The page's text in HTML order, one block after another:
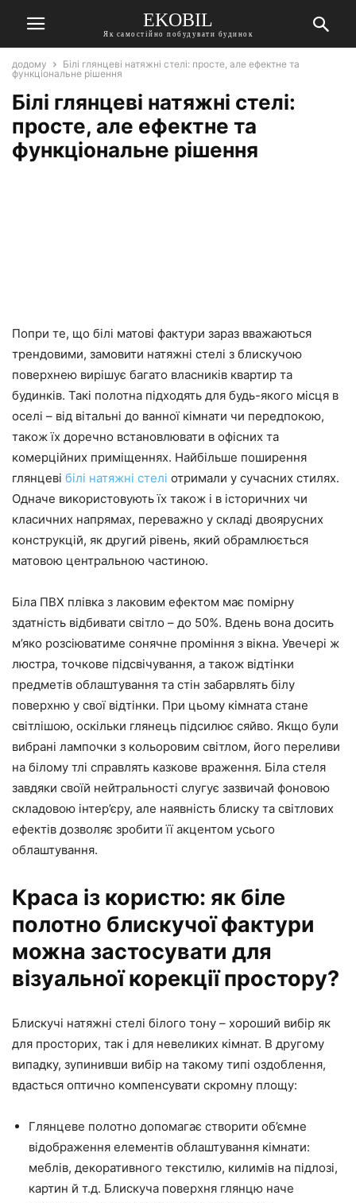
EKOBIL
Як самостійно побудувати будинок
додому
Білі глянцеві натяжні стелі: просте, але ефектне та
функціональне рішення
Білі глянцеві натяжні стелі:
просте, але ефектне та
функціональне рішення
Попри те, що білі матові фактури зараз вважаються
трендовими, замовити натяжні стелі з блискучою
поверхнею вирішує багато власників квартир та
будинків. Такі полотна підходять для будь-якого місця в
оселі – від вітальні до ванної кімнати чи передпокою,
також їх доречно встановлювати в офісних та
комерційних приміщеннях. Найбільше поширення
глянцеві білі натяжні стелі отримали у сучасних стилях.
Одначе використовують їх також і в історичних чи
класичних напрямах, переважно у складі двоярусних
конструкцій, як другий рівень, який обрамлюється
матовою центральною частиною.
Біла ПВХ плівка з лаковим ефектом має помірну
здатність відбивати світло – до 50%. Вдень вона досить
м’яко розсіюватиме сонячне проміння з вікна. Увечері ж
люстра, точкове підсвічування, а також відтінки
предметів облаштування та стін забарвлять білу
поверхню у свої відтінки. При цьому кімната стане
світлішою, оскільки глянець підсилює сяйво. Якщо були
вибрані лампочки з кольоровим світлом, його переливи
на білому тлі справлять казкове враження. Біла стеля
завдяки своїй нейтральності слугує зазвичай фоновою
складовою інтер’єру, але наявність блиску та світлових
ефектів дозволяє зробити її акцентом усього
облаштування.
Краса із користю: як біле
полотно блискучої фактури
можна застосувати для
візуальної корекції простору?
Блискучі натяжні стелі білого тону – хороший вибір як
для просторих, так і для невеликих кімнат. В другому
випадку, зупинивши вибір на такому типі оздоблення,
вдасться оптично компенсувати скромну площу:
Глянцеве полотно допомагає створити об’ємне
відображення елементів облаштування кімнати:
меблів, декоративного текстилю, килимів на підлозі,
картин й т.д. Блискуча поверхня глянцю наче